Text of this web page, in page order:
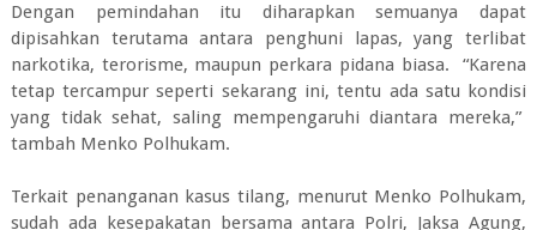
Dengan pemindahan itu diharapkan semuanya dapat
dipisahkan terutama antara penghuni lapas, yang terlibat
narkotika, terorisme, maupun perkara pidana biasa. “Karena
tetap tercampur seperti sekarang ini, tentu ada satu kondisi
yang tidak sehat, saling mempengaruhi diantara mereka,”
tambah Menko Polhukam.
Terkait penanganan kasus tilang, menurut Menko Polhukam,
sudah ada kesepakatan bersama antara Polri, Jaksa Agung,